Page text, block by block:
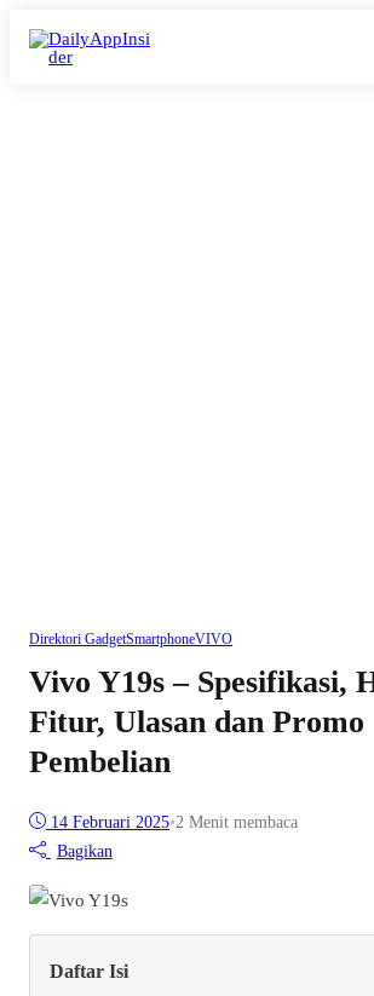
Direktori GadgetSmartphoneVIVO
Vivo Y19s – Spesifikasi,
Fitur, Ulasan dan Promo
Pembelian
14 Februari 2025•2 Menit membaca
Bagikan
Daftar Isi